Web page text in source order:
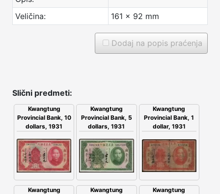
Veličina:
161 x 92 mm
Dodaj na popis praćenja
Slični predmeti:
Kwangtung
Provincial Bank, 10
dollars, 1931
Kwangtung
Provincial Bank, 5
dollars, 1931
Kwangtung
Provincial Bank, 1
dollar, 1931
Kwangtung
Kwangtung
Kwangtung